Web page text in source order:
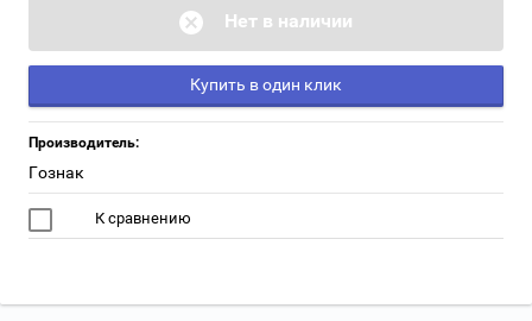
Нет в наличии
Купить в один клик
Производитель:
Гознак
К сравнению